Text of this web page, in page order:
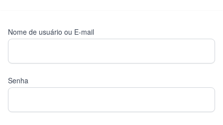
Nome de usuário ou E-mail
Senha